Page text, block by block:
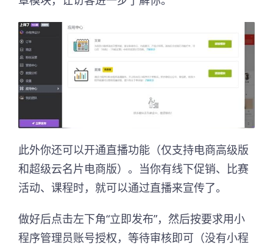
此外你还可以开通直播功能（仅支持电商高级版
和超级云名片电商版）。当你有线下促销、比赛
活动、课程时，就可以通过直播来宣传了。
做好后点击左下角“立即发布”，然后按要求用小
程序管理员账号授权，等待审核即可（没有小程